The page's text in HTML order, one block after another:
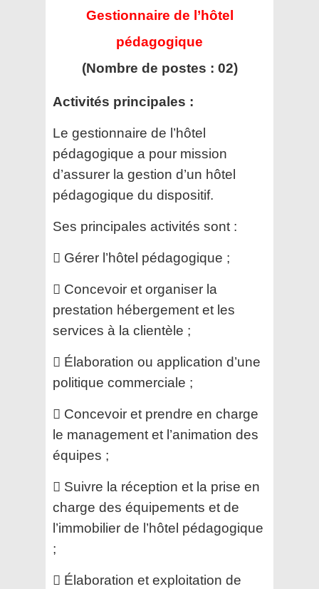
Gestionnaire de l’hôtel
pédagogique
(Nombre de postes : 02)
Activités principales :
Le gestionnaire de l’hôtel
pédagogique a pour mission
d’assurer la gestion d’un hôtel
pédagogique du dispositif.
Ses principales activités sont :
 Gérer l’hôtel pédagogique ;
 Concevoir et organiser la
prestation hébergement et les
services à la clientèle ;
 Élaboration ou application d’une
politique commerciale ;
 Concevoir et prendre en charge
le management et l’animation des
équipes ;
 Suivre la réception et la prise en
charge des équipements et de
l’immobilier de l’hôtel pédagogique
;
 Élaboration et exploitation de